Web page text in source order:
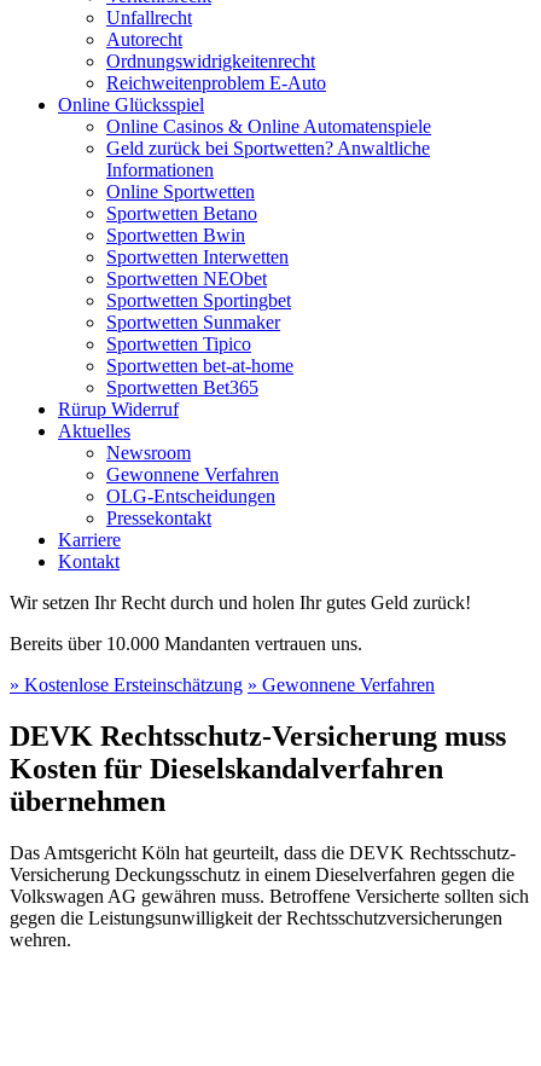
Unfallrecht
Autorecht
Ordnungswidrigkeitenrecht
Reichweitenproblem E-Auto
Online Glücksspiel
Online Casinos & Online Automatenspiele
Geld zurück bei Sportwetten? Anwaltliche
Informationen
Online Sportwetten
Sportwetten Betano
Sportwetten Bwin
Sportwetten Interwetten
Sportwetten NEObet
Sportwetten Sportingbet
Sportwetten Sunmaker
Sportwetten Tipico
Sportwetten bet-at-home
Sportwetten Bet365
Rürup Widerruf
Aktuelles
Newsroom
Gewonnene Verfahren
OLG-Entscheidungen
Pressekontakt
Karriere
Kontakt
Wir setzen Ihr Recht durch und holen Ihr gutes Geld zurück!
Bereits über 10.000 Mandanten vertrauen uns.
» Kostenlose Ersteinschätzung » Gewonnene Verfahren
DEVK Rechtsschutz-Versicherung muss
Kosten für Dieselskandalverfahren
übernehmen
Das Amtsgericht Köln hat geurteilt, dass die DEVK Rechtsschutz-
Versicherung Deckungsschutz in einem Dieselverfahren gegen die
Volkswagen AG gewähren muss. Betroffene Versicherte sollten sich
gegen die Leistungsunwilligkeit der Rechtsschutzversicherungen
wehren.